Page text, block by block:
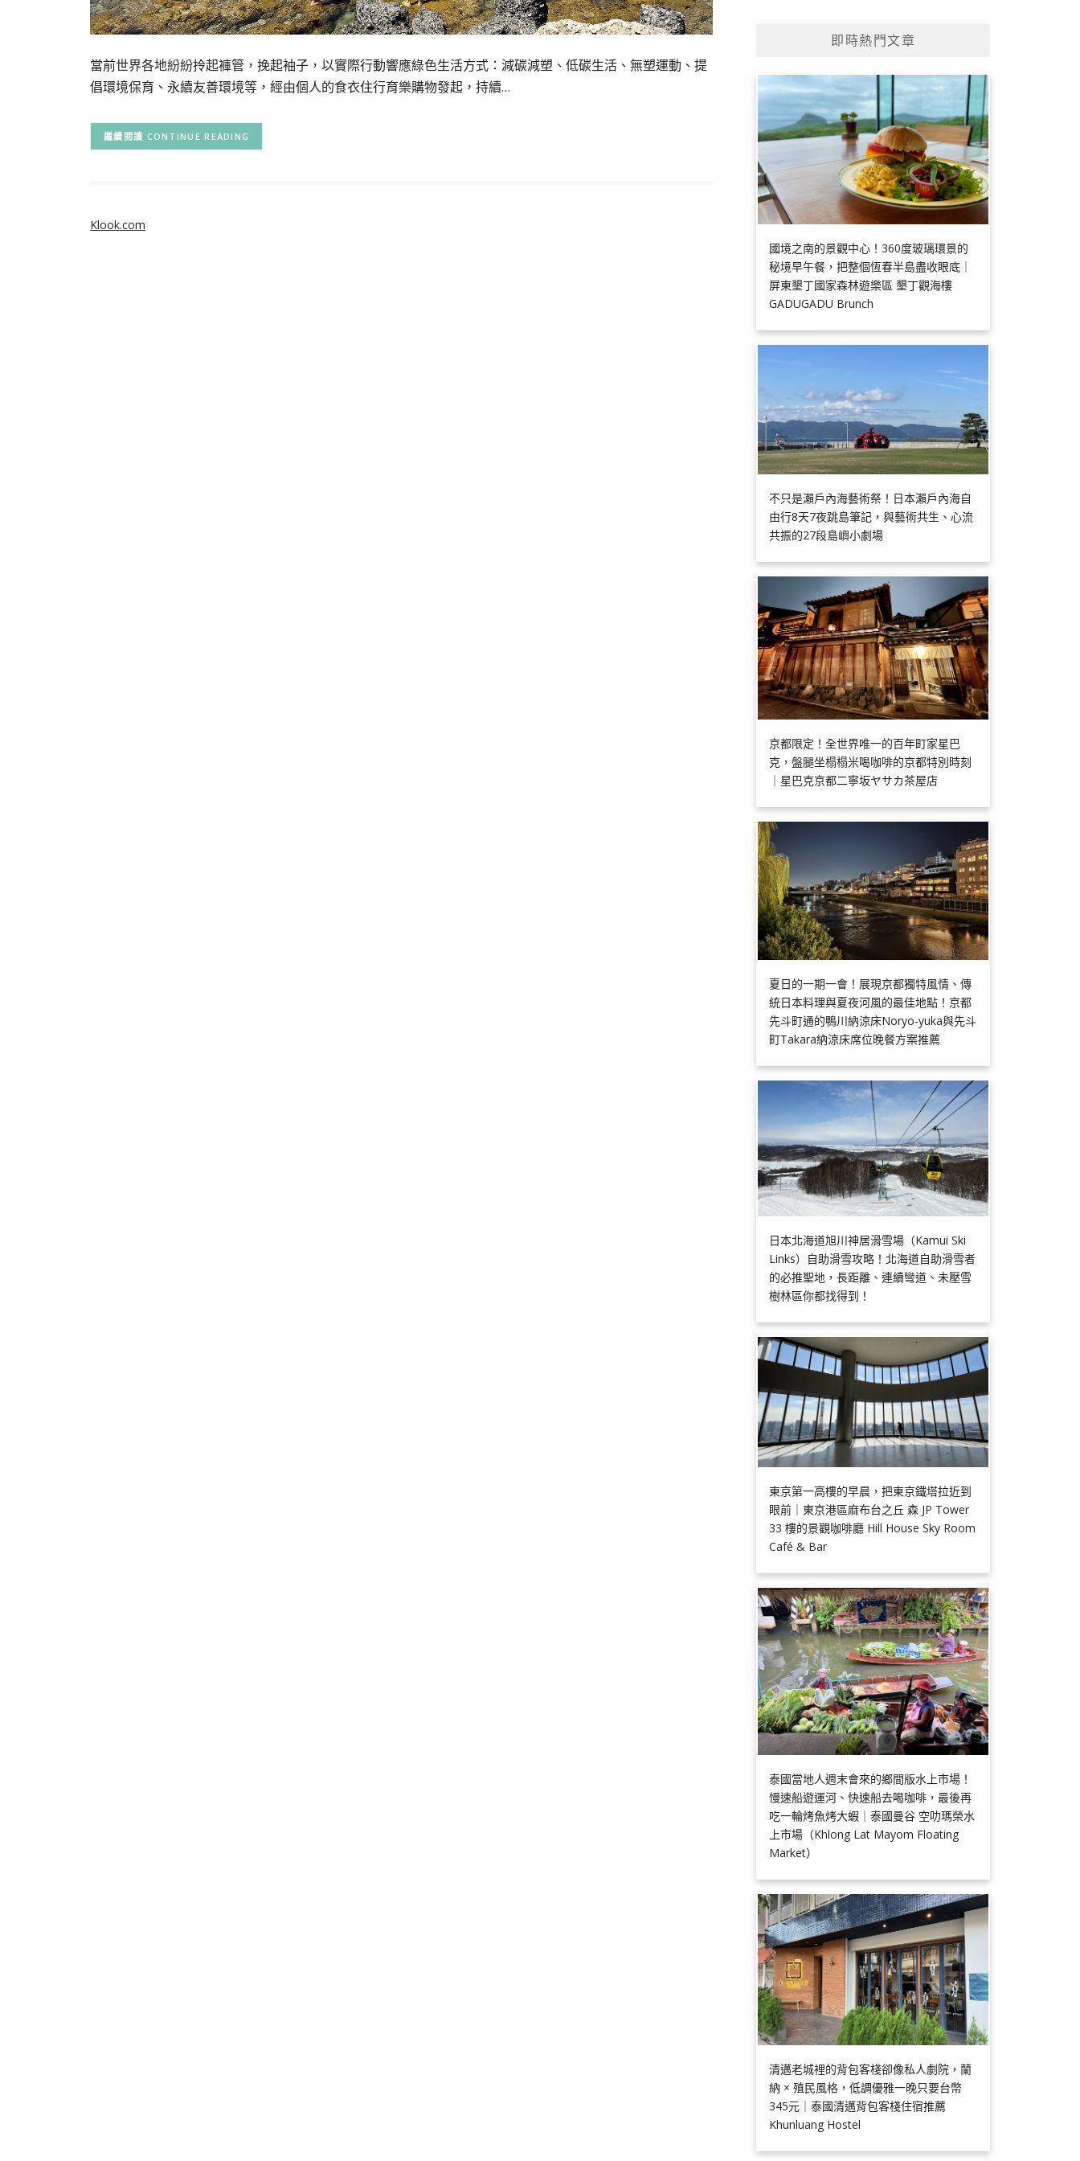
當前世界各地紛紛拎起褲管，挽起袖子，以實際行動響應綠色生活方式：減碳減塑、低碳生活、無塑運動、提
倡環境保育、永續友善環境等，經由個人的食衣住行育樂購物發起，持續…
CONTINUE READING
即時熱門文章
國境之南的景觀中心！360度玻璃環景的
秘境早午餐，把整個恆春半島盡收眼底｜
屏東墾丁國家森林遊樂區 墾丁觀海樓
GADUGADU Brunch
不只是瀨戶內海藝術祭！日本瀨戶內海自
由行8天7夜跳島筆記，與藝術共生、心流
共振的27段島嶼小劇場
京都限定！全世界唯一的百年町家星巴
克，盤腿坐榻榻米喝咖啡的京都特別時刻
｜星巴克京都二寧坂ヤサカ茶屋店
夏日的一期一會！展現京都獨特風情、傳
統日本料理與夏夜河風的最佳地點！京都
先斗町通的鴨川納涼床Noryo-yuka與先斗
町Takara納涼床席位晚餐方案推薦
日本北海道旭川神居滑雪場（Kamui Ski
Links）自助滑雪攻略！北海道自助滑雪者
的必推聖地，長距離、連續彎道、未壓雪
樹林區你都找得到！
東京第一高樓的早晨，把東京鐵塔拉近到
眼前｜東京港區麻布台之丘 森 JP Tower
33 樓的景觀咖啡廳 Hill House Sky Room
Café & Bar
泰國當地人週末會來的鄉間版水上市場！
慢速船遊運河、快速船去喝咖啡，最後再
吃一輪烤魚烤大蝦｜泰國曼谷 空叻瑪榮水
上市場（Khlong Lat Mayom Floating
Market）
清邁老城裡的背包客棧卻像私人劇院，蘭
納 × 殖民風格，低調優雅一晚只要台幣
345元｜泰國清邁背包客棧住宿推薦
Khunluang Hostel
Klook.com